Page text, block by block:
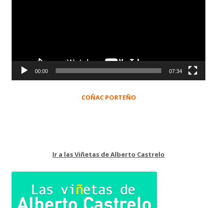
00:00 07:34
COÑAC PORTEÑO
Ir a las Viñetas de Alberto Castrelo